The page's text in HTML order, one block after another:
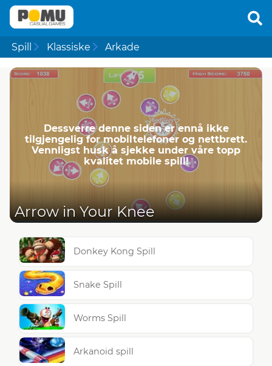
Spill Klassiske Arkade
Dessverre denne siden er ennå ikke
tilgjengelig for mobiltelefoner og nettbrett.
Vennligst husk å sjekke under våre topp
kvalitet mobile spill!
Arrow in Your Knee
Donkey Kong Spill
Snake Spill
Worms Spill
Arkanoid spill